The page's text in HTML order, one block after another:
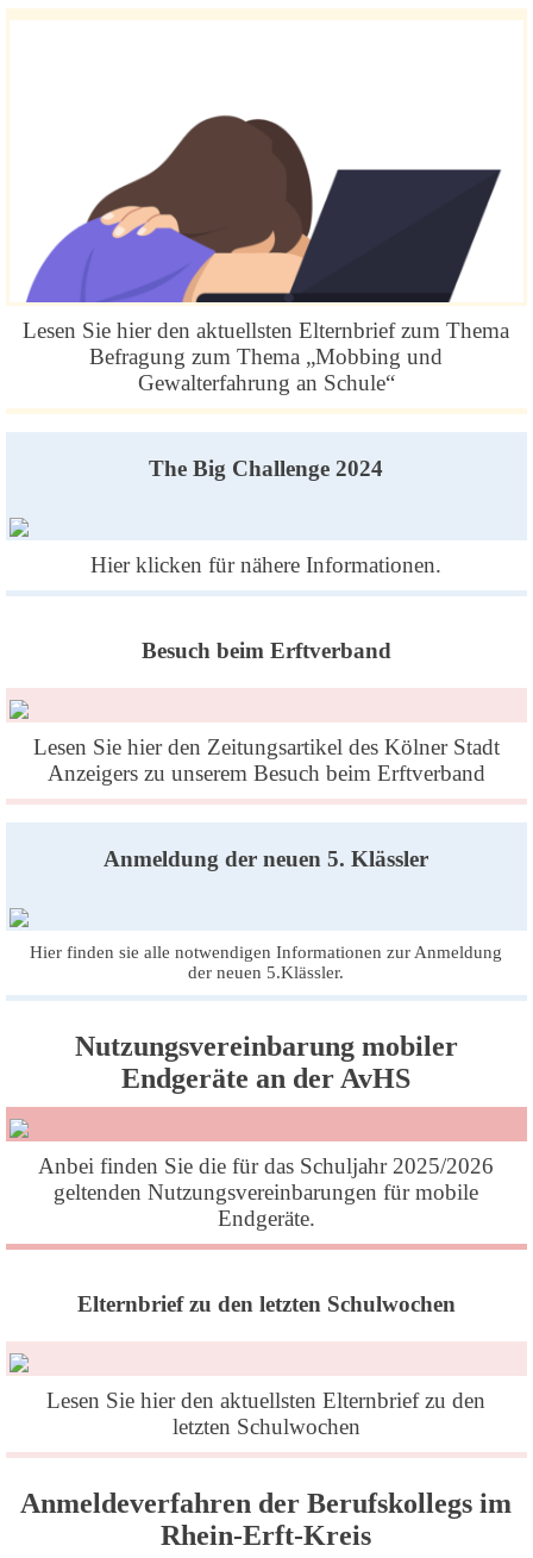
Lesen Sie hier den aktuellsten Elternbrief zum Thema
Befragung zum Thema „Mobbing und
Gewalterfahrung an Schule“
The Big Challenge 2024
Hier klicken für nähere Informationen.
Besuch beim Erftverband
Lesen Sie hier den Zeitungsartikel des Kölner Stadt
Anzeigers zu unserem Besuch beim Erftverband
Anmeldung der neuen 5. Klässler
Hier finden sie alle notwendigen Informationen zur Anmeldung
der neuen 5.Klässler.
Nutzungsvereinbarung mobiler
Endgeräte an der AvHS
Anbei finden Sie die für das Schuljahr 2025/2026
geltenden Nutzungsvereinbarungen für mobile
Endgeräte.
Elternbrief zu den letzten Schulwochen
Lesen Sie hier den aktuellsten Elternbrief zu den
letzten Schulwochen
Anmeldeverfahren der Berufskollegs im
Rhein-Erft-Kreis